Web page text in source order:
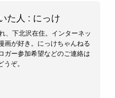
た人 : にっけ
、下北沢在住。インターネッ
画が好き。にっけちゃんねる
ガー参加希望などのご連絡は
ぞ。